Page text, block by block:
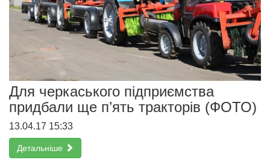
Для черкаського підприємства
придбали ще п’ять тракторів (ФОТО)
13.04.17 15:33
Детальніше